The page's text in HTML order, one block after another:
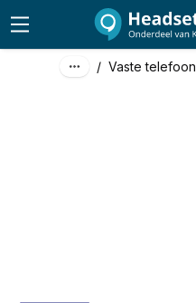
/ Vaste telefoon
€ 127,00